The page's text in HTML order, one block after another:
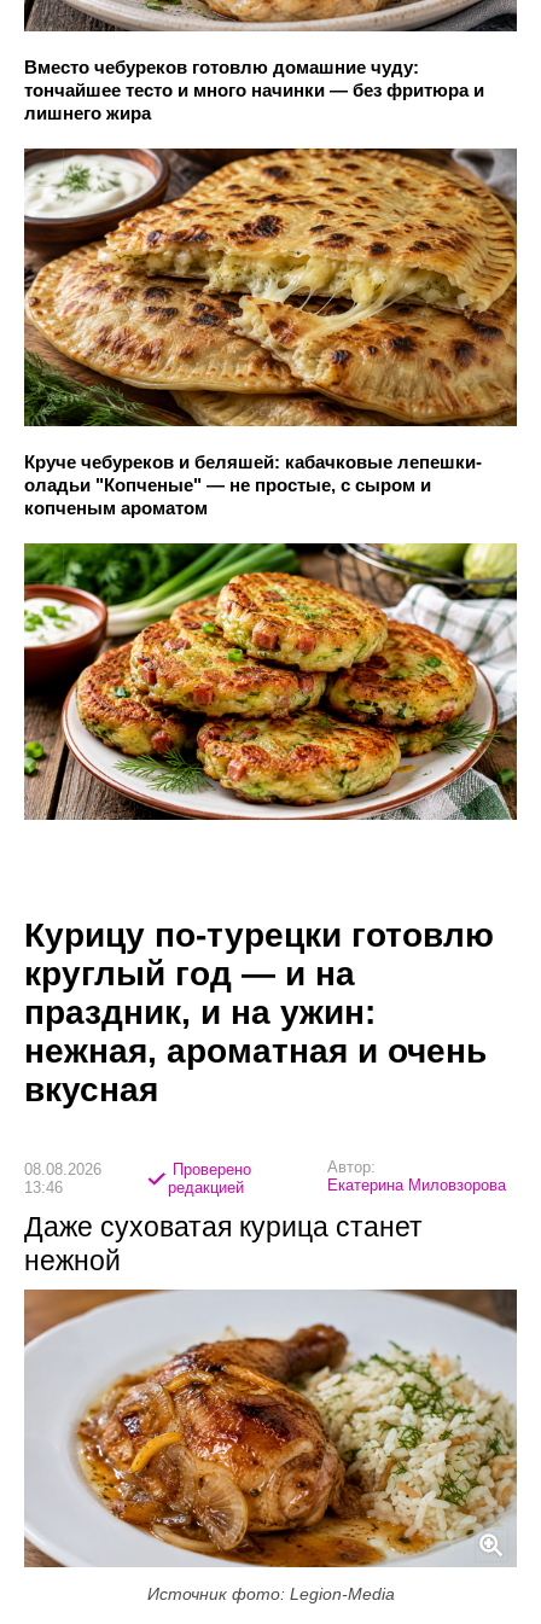
Вместо чебуреков готовлю домашние чуду:
тончайшее тесто и много начинки — без фритюра и
лишнего жира
Круче чебуреков и беляшей: кабачковые лепешки-
оладьи "Копченые" — не простые, с сыром и
копченым ароматом
Курицу по-турецки готовлю
круглый год — и на
праздник, и на ужин:
нежная, ароматная и очень
вкусная
08.08.2026
13:46
Проверено
редакцией
Автор:
Екатерина Миловзорова
Даже суховатая курица станет
нежной
Источник фото: Legion-Media